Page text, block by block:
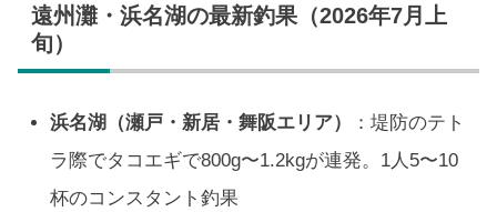
遠州灘・浜名湖の最新釣果（2026年7月上
旬）
浜名湖（瀬戸・新居・舞阪エリア）
：堤防のテト
ラ際でタコエギで800g〜1.2kgが連発。1人5〜10
杯のコンスタント釣果